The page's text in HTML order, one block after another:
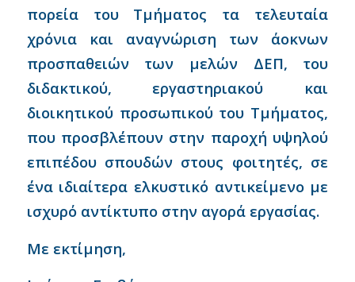
πορεία του Τμήματος τα τελευταία
χρόνια και αναγνώριση των άοκνων
προσπαθειών των μελών ΔΕΠ, του
διδακτικού, εργαστηριακού και
διοικητικού προσωπικού του Τμήματος,
που προσβλέπουν στην παροχή υψηλού
επιπέδου σπουδών στους φοιτητές, σε
ένα ιδιαίτερα ελκυστικό αντικείμενο με
ισχυρό αντίκτυπο στην αγορά εργασίας.
Με εκτίμηση,